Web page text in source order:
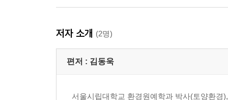
저자 소개 (2명)
편저 : 김동욱
서울시립대학교 환경원예학과 박사(토양환